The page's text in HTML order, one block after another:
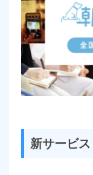
新サービス